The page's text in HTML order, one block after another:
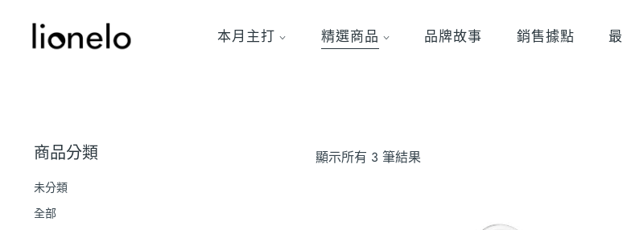
本月主打 精選商品 品牌故事 銷售據點
顯示所有 3 筆結果
商品分類
未分類
全部